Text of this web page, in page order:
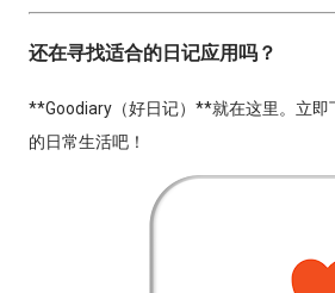
还在寻找适合的日记应用吗？
**Goodiary（好日记）**就在这里。立即
的日常生活吧！